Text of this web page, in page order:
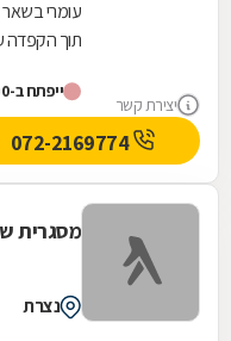
יצירת קשר
עומרי
תוך הקפדה
המסגרות. בין...
ייפתח ב-8:00
072-2169774
מסגרית
נצרת